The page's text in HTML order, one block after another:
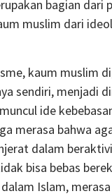
bagian dari
muslim dari
kaum muslim
sendiri, menjadi
ide
merasa bahwa
dalam
bisa bebas
Islam,